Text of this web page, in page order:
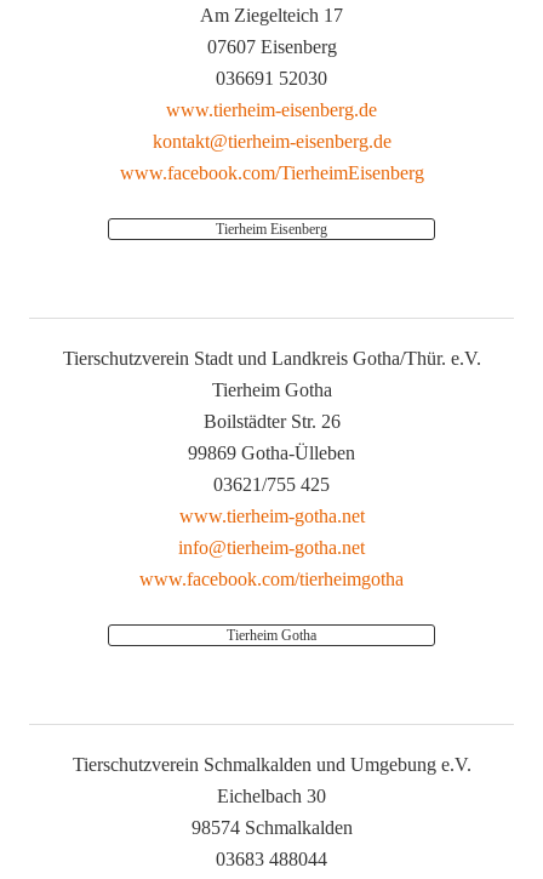
Am Ziegelteich 17
07607 Eisenberg
036691 52030
www.tierheim-eisenberg.de
kontakt@tierheim-eisenberg.de
www.facebook.com/TierheimEisenberg
Tierheim Eisenberg
Tierschutzverein Stadt und Landkreis Gotha/Thür. e.V.
Tierheim Gotha
Boilstädter Str. 26
99869 Gotha-Ülleben
03621/755 425
www.tierheim-gotha.net
info@tierheim-gotha.net
www.facebook.com/tierheimgotha
Tierheim Gotha
Tierschutzverein Schmalkalden und Umgebung e.V.
Eichelbach 30
98574 Schmalkalden
03683 488044